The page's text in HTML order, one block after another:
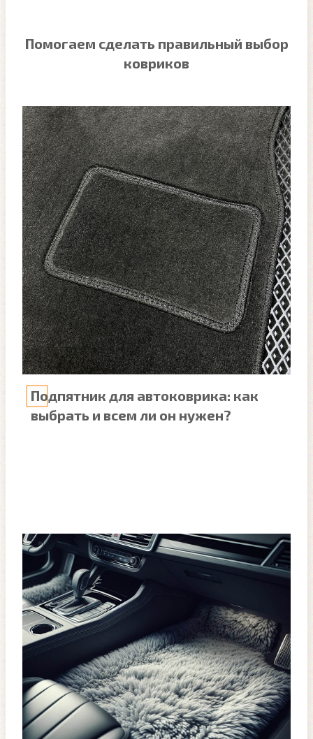
Помогаем сделать правильный выбор
ковриков
Подпятник для автоковрика: как
выбрать и всем ли он нужен?